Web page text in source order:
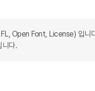
Open Font, License) 입니
니다.